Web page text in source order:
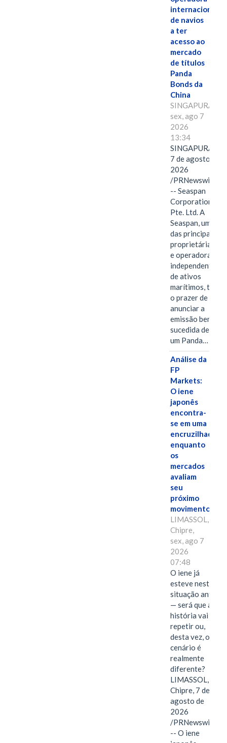
internacional
de navios
a ter
acesso ao
mercado
de títulos
Panda
Bonds da
China
SINGAPURA,
sex, ago 7
2026
13:34
SINGAPURA,
7 de agosto de
2026
/PRNewswire/
-- Seaspan
Corporation
Pte. Ltd. A
Seaspan, uma
das principais
proprietárias
e operadoras
independentes
de ativos
marítimos, tem
o prazer de
anunciar a
emissão bem-
sucedida de
um Panda…
Análise da
FP
Markets:
O iene
japonês
encontra-
se em uma
encruzilhada
enquanto
os
mercados
avaliam
seu
próximo
movimento.
LIMASSOL,
Chipre,
sex, ago 7
2026
07:48
O iene já
esteve nesta
situação antes
— será que a
história vai se
repetir ou,
desta vez, o
cenário é
realmente
diferente?
LIMASSOL,
Chipre, 7 de
agosto de
2026
/PRNewswire/
-- O iene